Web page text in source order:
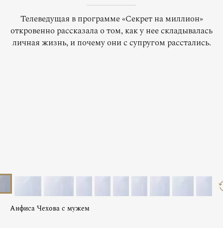
Телеведущая в программе «Секрет на миллион»
откровенно рассказала о том, как у нее складывалась
личная жизнь, и почему они с супругом расстались.
Анфиса Чехова с мужем